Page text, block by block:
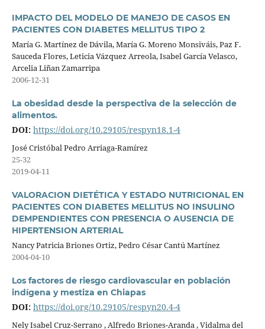
IMPACTO DEL MODELO DE MANEJO DE CASOS EN
PACIENTES CON DIABETES MELLITUS TIPO 2
María G. Martínez de Dávila, María G. Moreno Monsiváis, Paz F.
Sauceda Flores, Leticia Vázquez Arreola, Isabel García Velasco,
Arcelia Liñan Zamarripa
2006-12-31
La obesidad desde la perspectiva de la selección de
alimentos.
DOI: https://doi.org/10.29105/respyn18.1-4
José Cristóbal Pedro Arriaga-Ramírez
25-32
2019-04-11
VALORACION DIETÉTICA Y ESTADO NUTRICIONAL EN
PACIENTES CON DIABETES MELLITUS NO INSULINO
DEMPENDIENTES CON PRESENCIA O AUSENCIA DE
HIPERTENSION ARTERIAL
Nancy Patricia Briones Ortiz, Pedro César Cantú Martínez
2004-04-10
Los factores de riesgo cardiovascular en población
indígena y mestiza en Chiapas
DOI: https://doi.org/10.29105/respyn20.4-4
Nely Isabel Cruz-Serrano , Alfredo Briones-Aranda , Vidalma del